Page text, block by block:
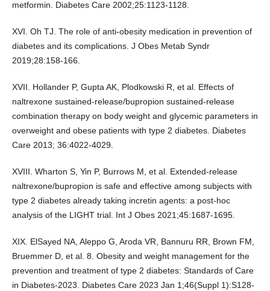
metformin. Diabetes Care 2002;25:1123-1128.
XVI. Oh TJ. The role of anti-obesity medication in prevention of
diabetes and its complications. J Obes Metab Syndr
2019;28:158-166.
XVII. Hollander P, Gupta AK, Plodkowski R, et al. Effects of
naltrexone sustained-release/bupropion sustained-release
combination therapy on body weight and glycemic parameters in
overweight and obese patients with type 2 diabetes. Diabetes
Care 2013; 36:4022-4029.
XVIII. Wharton S, Yin P, Burrows M, et al. Extended-release
naltrexone/bupropion is safe and effective among subjects with
type 2 diabetes already taking incretin agents: a post-hoc
analysis of the LIGHT trial. Int J Obes 2021;45:1687-1695.
XIX. ElSayed NA, Aleppo G, Aroda VR, Bannuru RR, Brown FM,
Bruemmer D, et al. 8. Obesity and weight management for the
prevention and treatment of type 2 diabetes: Standards of Care
in Diabetes-2023. Diabetes Care 2023 Jan 1;46(Suppl 1):S128-